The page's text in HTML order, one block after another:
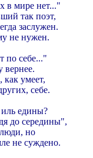
в мире нет..."
так поэт,
заслужен.
не нужен.
по себе..."
вернее.
умеет,
себе.
едины?
до середины",
но
не суждено.